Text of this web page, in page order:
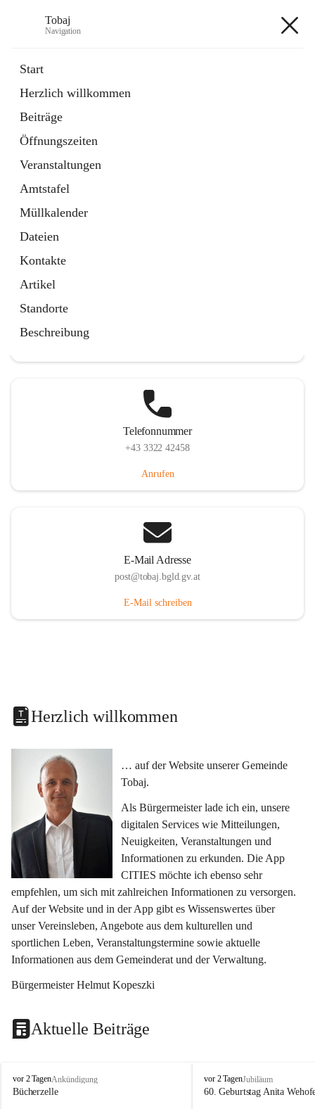
Tobaj
Navigation
Start
Herzlich willkommen
Beiträge
Öffnungszeiten
Veranstaltungen
Amtstafel
Müllkalender
Dateien
Kontakte
Artikel
Standorte
Beschreibung
Externe Webseite
in
Tab
Formulare
2 Schnellzugriffe
Telefonnummer
+43 3322 42458
Anrufen
E-Mail Adresse
post@tobaj.bgld.gv.at
E-Mail schreiben
Herzlich willkommen
… auf der Website unserer Gemeinde
Tobaj.
Als Bürgermeister lade ich ein, unsere
digitalen Services wie Mitteilungen,
Neuigkeiten, Veranstaltungen und
Informationen zu erkunden. Die App
CITIES möchte ich ebenso sehr
empfehlen, um sich mit zahlreichen Informationen zu versorgen.
Auf der Website und in der App gibt es Wissenswertes über
unser Vereinsleben, Angebote aus dem kulturellen und
sportlichen Leben, Veranstaltungstermine sowie aktuelle
Informationen aus dem Gemeinderat und der Verwaltung.
Bürgermeister Helmut Kopeszki
Aktuelle Beiträge
T
o
vor 2 TagenAnkündigung
Bücherzelle
T
o
vor 2 TagenJubiläum
60. Geburtstag Anita